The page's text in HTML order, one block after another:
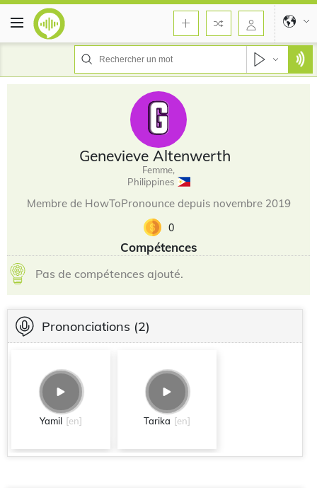
Genevieve Altenwerth
Femme,
Philippines
Membre de HowToPronounce depuis novembre 2019
0
Compétences
Pas de compétences ajouté.
Prononciations (2)
Yamil [en] Tarika [en]